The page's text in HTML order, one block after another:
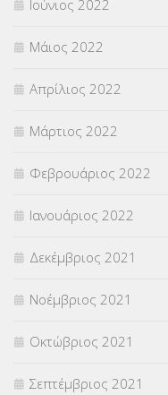
Ιούνιος 2022
Μάιος 2022
Απρίλιος 2022
Μάρτιος 2022
Φεβρουάριος 2022
Ιανουάριος 2022
Δεκέμβριος 2021
Νοέμβριος 2021
Οκτώβριος 2021
Σεπτέμβριος 2021